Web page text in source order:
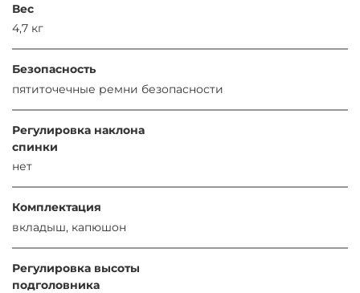
Вес
4,7 кг
Безопасность
пятиточечные ремни безопасности
Регулировка наклона
спинки
нет
Комплектация
вкладыш, капюшон
Регулировка высоты
подголовника